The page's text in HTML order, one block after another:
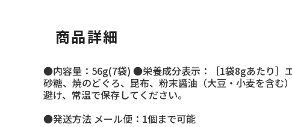
商品詳細
●内容量：56g(7袋) ●栄養成分表示：［1袋8gあたり］
砂糖、焼のどぐろ、昆布、粉末醤油（大豆・小麦を含
避け、常温で保存してください。
●発送方法 メール便：1個まで可能